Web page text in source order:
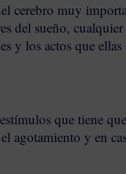
cerebro muy
del sueño, cualquier
y los actos que ellas
que tiene que
agotamiento y en